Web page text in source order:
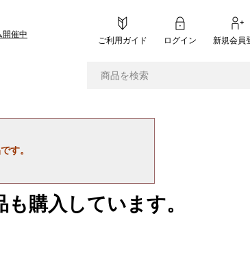
開催中
ご利用ガイド ログイン 新規会員
す。
購入しています。